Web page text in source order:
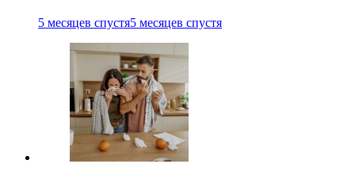
5 месяцев спустя5 месяцев спустя